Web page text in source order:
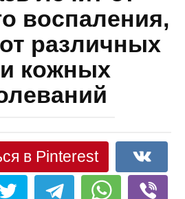
воспаления,
различных
кожных
в Pinterest